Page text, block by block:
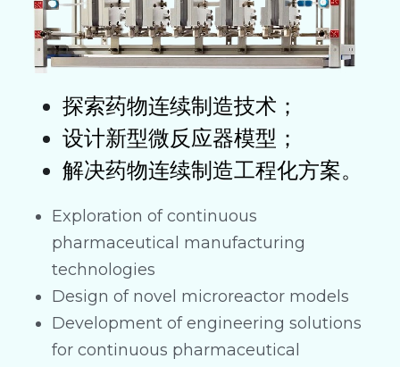
探索药物连续制造技术；
设计新型微反应器模型；
解决药物连续制造工程化方案。
Exploration of continuous
pharmaceutical manufacturing
technologies
Design of novel microreactor models
Development of engineering solutions
for continuous pharmaceutical